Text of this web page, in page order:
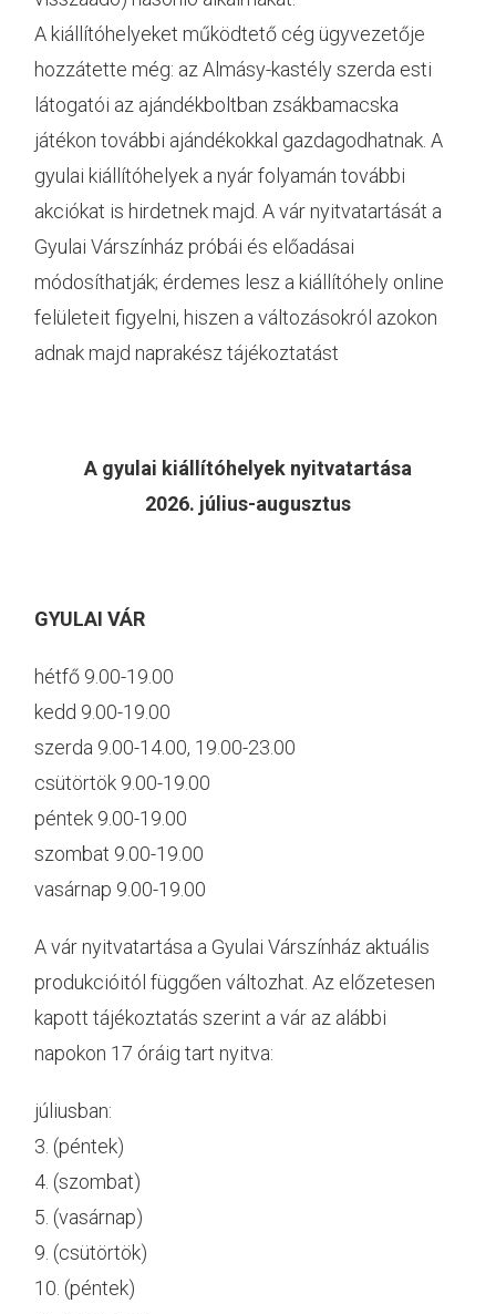
A kiállítóhelyeket működtető cég ügyvezetője
hozzátette még: az Almásy-kastély szerda esti
látogatói az ajándékboltban zsákbamacska
játékon további ajándékokkal gazdagodhatnak. A
gyulai kiállítóhelyek a nyár folyamán további
akciókat is hirdetnek majd. A vár nyitvatartását a
Gyulai Várszínház próbái és előadásai
módosíthatják; érdemes lesz a kiállítóhely online
felületeit figyelni, hiszen a változásokról azokon
adnak majd naprakész tájékoztatást
A gyulai kiállítóhelyek nyitvatartása
2026. július-augusztus
GYULAI VÁR
hétfő 9.00-19.00
kedd 9.00-19.00
szerda 9.00-14.00, 19.00-23.00
csütörtök 9.00-19.00
péntek 9.00-19.00
szombat 9.00-19.00
vasárnap 9.00-19.00
A vár nyitvatartása a Gyulai Várszínház aktuális
produkcióitól függően változhat. Az előzetesen
kapott tájékoztatás szerint a vár az alábbi
napokon 17 óráig tart nyitva:
júliusban:
3. (péntek)
4. (szombat)
5. (vasárnap)
9. (csütörtök)
10. (péntek)